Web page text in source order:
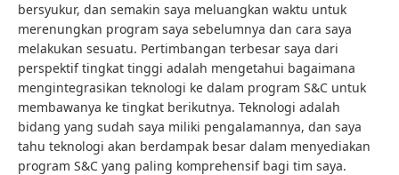
bersyukur, dan semakin saya meluangkan waktu untuk
merenungkan program saya sebelumnya dan cara saya
melakukan sesuatu. Pertimbangan terbesar saya dari
perspektif tingkat tinggi adalah mengetahui bagaimana
mengintegrasikan teknologi ke dalam program S&C untuk
membawanya ke tingkat berikutnya. Teknologi adalah
bidang yang sudah saya miliki pengalamannya, dan saya
tahu teknologi akan berdampak besar dalam menyediakan
program S&C yang paling komprehensif bagi tim saya.